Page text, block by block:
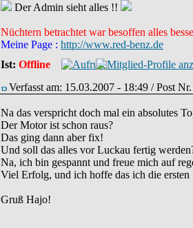
Der Admin sieht alles !!
Nüchtern betrachtet war besoffen alles
Meine Page : http://www.red-benz.de
Ist: Offline
Verfasst am: 15.03.2007 - 18:49 / Post
Na das verspricht doch mal ein absolutes
Der Motor ist schon raus?
Das ging dann aber fix!
Und soll das alles vor Luckau fertig
Na, ich bin gespannt und freue mich auf
Viel Erfolg, und ich hoffe das ich die
Gruß Hajo!